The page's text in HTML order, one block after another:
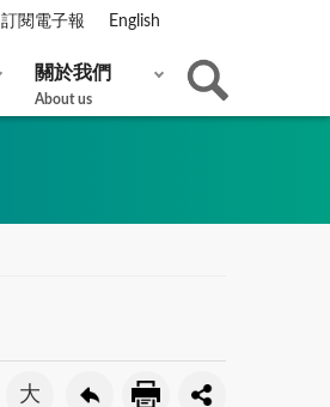
訂閱電子報 English
關於我們
About us
大